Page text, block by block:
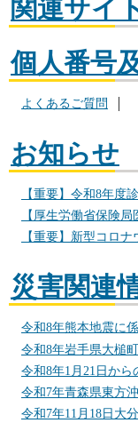
関連サイ
個人番号
よくあるご質問
お知らせ
【重要】令和8年度
【厚生労働省保険
【重要】新型コロ
災害関連
令和8年熊本地震に
令和8年岩手県大槌
令和8年1月21日か
令和7年青森県東方
令和7年11月18日大